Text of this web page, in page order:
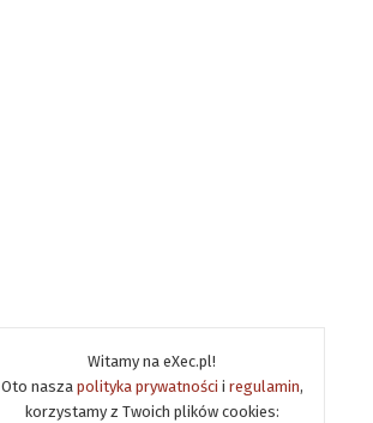
Witamy na eXec.pl!
Oto nasza polityka prywatności i regulamin,
korzystamy z Twoich plików cookies: